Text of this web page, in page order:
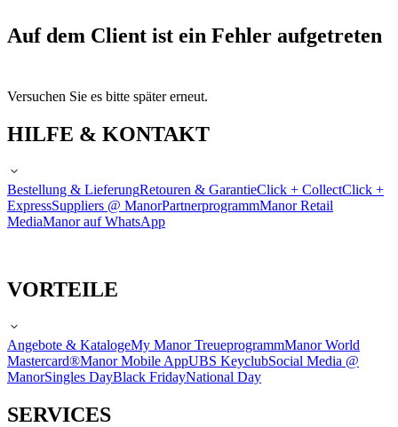
Auf dem Client ist ein Fehler aufgetreten
Versuchen Sie es bitte später erneut.
HILFE & KONTAKT
Bestellung & LieferungRetouren & GarantieClick + CollectClick +
ExpressSuppliers @ ManorPartnerprogrammManor Retail
MediaManor auf WhatsApp
VORTEILE
Angebote & KatalogeMy Manor TreueprogrammManor World
Mastercard®Manor Mobile AppUBS KeyclubSocial Media @
ManorSingles DayBlack FridayNational Day
SERVICES